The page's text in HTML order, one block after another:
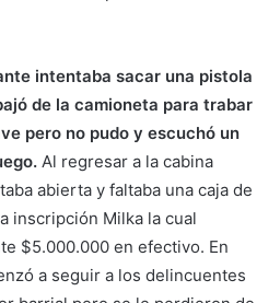
intentaba sacar una pistola
de la camioneta para trabar
pero no pudo y escuchó un
Al regresar a la cabina
abierta y faltaba una caja de
inscripción Milka la cual
$5.000.000 en efectivo. En
a seguir a los delincuentes